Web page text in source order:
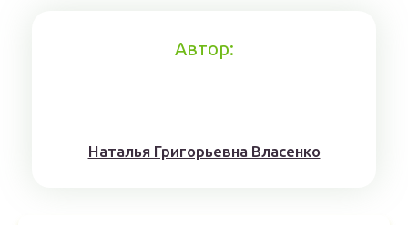
Автор:
Наталья Григорьевна Власенко